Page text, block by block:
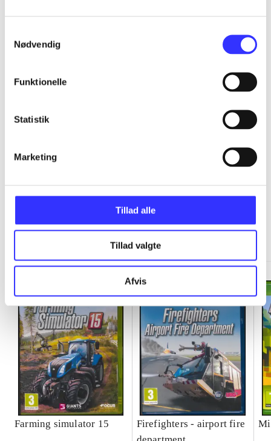
Nødvendig
Funktionelle
Statistik
Marketing
Tillad alle
Tillad valgte
Afvis
Minder om
Farming simulator 15
Firefighters - airport fire